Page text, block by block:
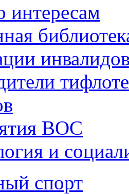
интересам
ВОС
и
спорт